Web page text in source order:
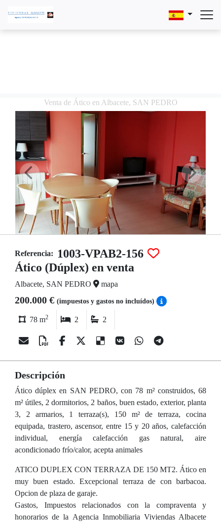
Venta de Ático en Albacete, SAN PEDRO
Referencia:
1003-VPAB2-156
Ático (Dúplex) en venta
Albacete, SAN PEDRO mapa
200.000 € (impuestos y gastos no incluídos)
78 m2 2 2
Descripción
Ático dúplex en SAN PEDRO, con 78 m² construidos, 68
m² útiles, 2 dormitorios, 2 baños, buen estado, exterior, planta
3, 2 armarios, 1 terraza(s), 150 m² de terraza, cocina
equipada, trastero, ascensor, entre 15 y 20 años, calefacción
individual, energía calefacción gas natural, aire
acondicionado frío/calor, acepta animales
ATICO DUPLEX CON TERRAZA DE 150 MT2. Ático en
muy buen estado. Excepcional terraza de con barbacoa.
Opcion de plaza de garaje.
Gastos, Impuestos relacionados con la compraventa y
honorarios de la Agencia Inmobiliaria Viviendas Albacete